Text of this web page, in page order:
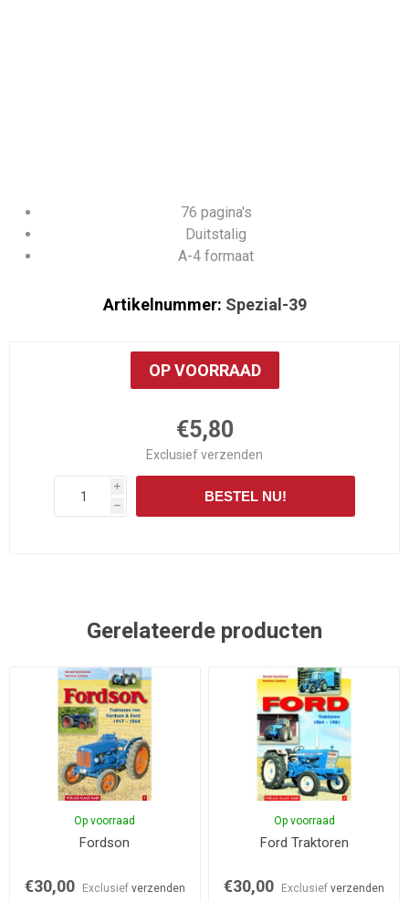
76 pagina's
Duitstalig
A-4 formaat
Artikelnummer: Spezial-39
OP VOORRAAD
€5,80
Exclusiefverzenden
i
h
BESTEL NU!
Gerelateerde producten
Op voorraad
Fordson
€30,00 Exclusief verzenden
Op voorraad
Ford Traktoren
€30,00 Exclusiefverzenden